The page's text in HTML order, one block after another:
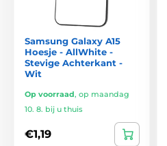
Samsung Galaxy A15
Hoesje - AllWhite -
Stevige Achterkant -
Wit
Op voorraad, op maandag
10. 8. bij u thuis
€1,19